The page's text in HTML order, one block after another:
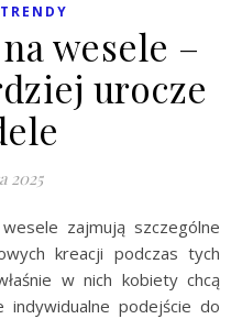
TRENDY
wesele –
urocze
2025
kreacji podczas tych
w nich kobiety chcą
indywidualne podejście do